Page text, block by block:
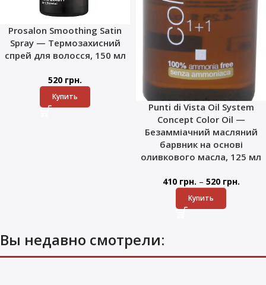
Prosalon Smoothing Satin
Spray — Термозахисний
спрей для волосся, 150 мл
520 грн.
Купить
Punti di Vista Oil System
Concept Color Oil —
Безамміачний масляний
барвник на основі
оливкового масла, 125 мл
410 грн. – 520 грн.
Купить
Вы недавно смотрели: